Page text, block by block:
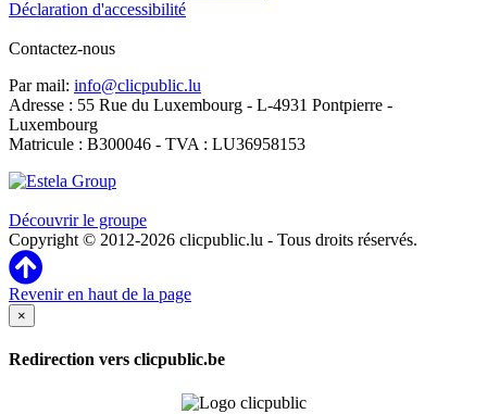
Déclaration d'accessibilité
Contactez-nous
Par mail: info@clicpublic.lu
Adresse : 55 Rue du Luxembourg - L-4931 Pontpierre -
Luxembourg
Matricule : B300046 - TVA : LU36958153
Découvrir le groupe
Copyright © 2012-2026 clicpublic.lu - Tous droits réservés.
Revenir en haut de la page
×
Redirection vers clicpublic.be